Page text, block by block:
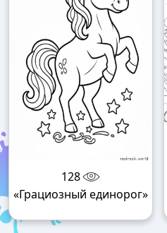
128
«Грациозный единорог»